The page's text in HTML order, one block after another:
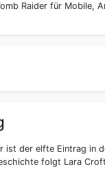
Raider für Mobile,
ist der elfte Eintrag in
folgt Lara